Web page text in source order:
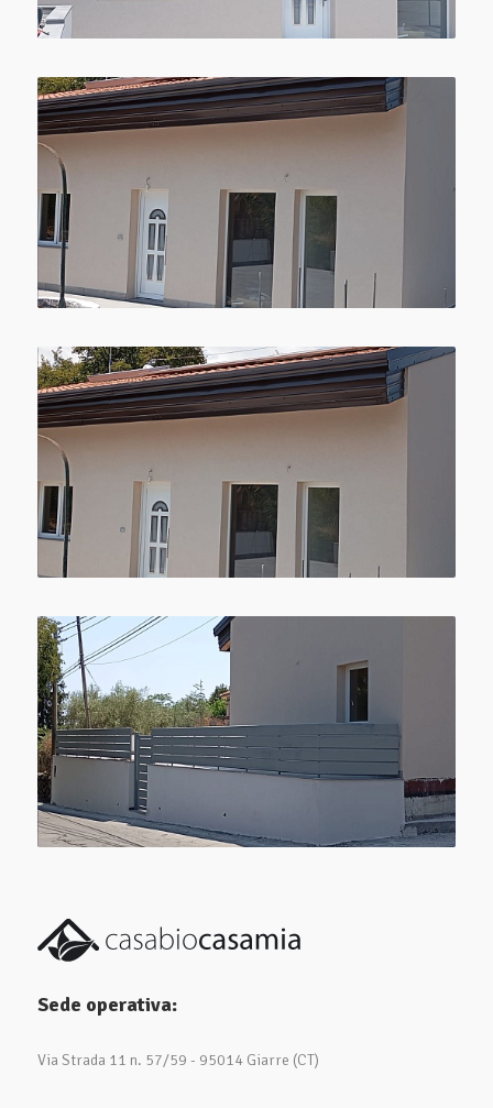
Sede operativa:
Via Strada 11 n. 57/59 - 95014 Giarre (CT)